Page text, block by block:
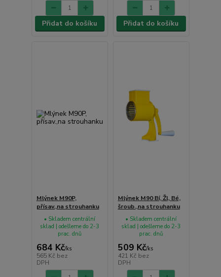
Přidat do košíku Přidat do košíku
Mlýnek M90P,
přísav.,na strouhanku
684 Kč/ks
565 Kč bez
DPH
• Skladem centrální
sklad | odešleme do 2-3
prac. dnů
Mlýnek M90 Bí, Žl, Bé,
šroub.,na strouhanku
509 Kč/ks
421 Kč bez
DPH
• Skladem centrální
sklad | odešleme do 2-3
prac. dnů